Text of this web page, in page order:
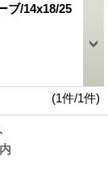
ブ/14x18/25
(1件/1件)